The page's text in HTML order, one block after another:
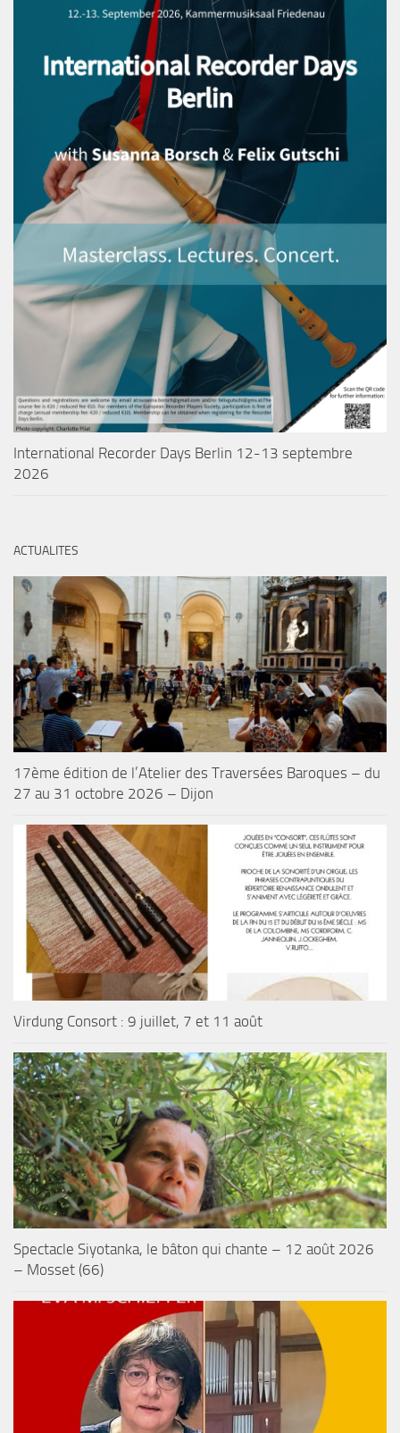
International Recorder Days Berlin 12-13 septembre
2026
ACTUALITES
17ème édition de l’Atelier des Traversées Baroques – du
27 au 31 octobre 2026 – Dijon
Virdung Consort : 9 juillet, 7 et 11 août
Spectacle Siyotanka, le bâton qui chante – 12 août 2026
– Mosset (66)